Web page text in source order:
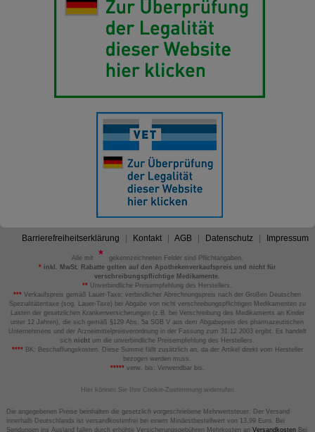
Barrierefreiheitserklärung Kontakt AGB Datenschutz Impressum
Alle mit
gekennzeichneten Felder sind Pflichtangaben.
*inkl. MwSt. Rabatte gelten auf den Apothekenverkaufspreis und nicht für
verschreibungspflichtige Medikamente.
** Unverbindliche Preisempfehlung des Herstellers.
*** Verkaufspreis gemäß Lauer-Taxe; verbindlicher Abrechnungspreis nach der Großen Deutschen
Spezialitätentaxe (sog. Lauer-Taxe) bei Abgabe von nicht verschreibungspflichtigen Medikamenten zu
Lasten der gesetzlichen Krankenversicherungen (z.B. bei Verschreibung des Medikaments an Kinder
unter 12 Jahren), die sich gemäß §129 Abs. 5a SGB V aus dem Abgabepreis des pharmazeutischen
Unternehmens und der Arzneimittelpreisverordnung in der Fassung zum 31.12.2003 ergibt. Es handelt
sich nicht um die unverbindliche Preisempfehlung des Herstellers.
****BK: Beschaffungskosten. Diese Summe fällt zusätzlich an, da der Artikel direkt vom Hersteller
bezogen werden muss.
*****verw. bis: Verwendbar bis.
Hier können Sie Ihre Cookie-Zustimmung widerrufen
Die angegebenen Preise beinhalten die gesetzlich vorgeschriebene Mehrwertsteuer. Der Versand
innerhalb Deutschlands ist versandkostenfrei bei einem Mindestbestellwert von 13,99 Euro. Bei
Sendungen ins Ausland fallen durch erhöhte Versicherungsgebühren Mehrkosten an VersandkostenBei